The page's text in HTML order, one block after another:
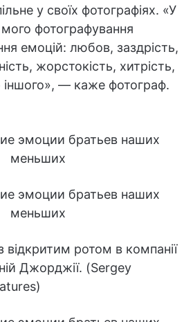
у своїх фотографіях. «У
мого фотографування
емоцій: любов, заздрість,
жорстокість, хитрість,
іншого», — каже фотограф.
ротом в компанії
Джорджії. (Sergey